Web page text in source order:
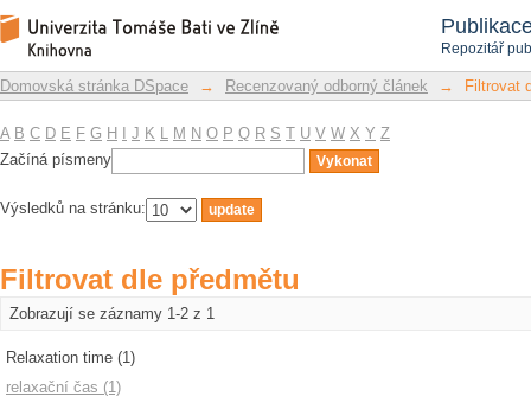
Repozitář
Filtrovat dle předmětu
Repozitář DSpace/Manakin
Domovská stránka DSpace → Recenzovaný odborný článek → Filtrovat
A B C D E F G H J K L M N O P Q R S T U V W X Y Z
Začíná písmeny
Výsledků na stránku:
Filtrovat dle předmětu
Zobrazují se záznamy 1-2 z 1
Relaxation time (1)
relaxační čas (1)